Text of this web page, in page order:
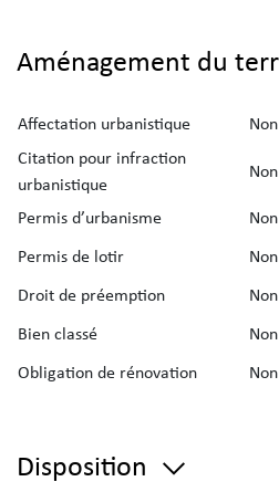
Aménagement du
Affectation urbanistique
Citation pour infraction
urbanistique
Permis d’urbanisme
Permis de lotir
Droit de préemption
Bien classé
Obligation de rénovation
Disposition